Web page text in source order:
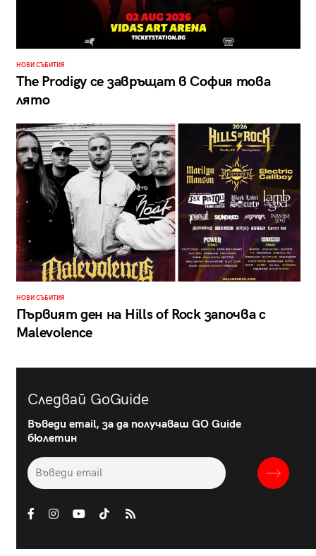
НОВИ СЪБИТИЯ
The Prodigy се завръщат в София това
лято
НОВИ СЪБИТИЯ
Първият ден на Hills of Rock започва с
Malevolence
Следвай GoGuide
Въведи email, за да получаваш GO Guide
бюлетин